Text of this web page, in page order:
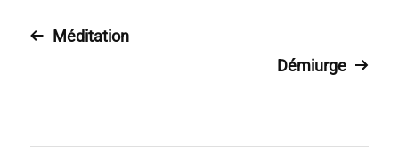
Méditation
Démiurge